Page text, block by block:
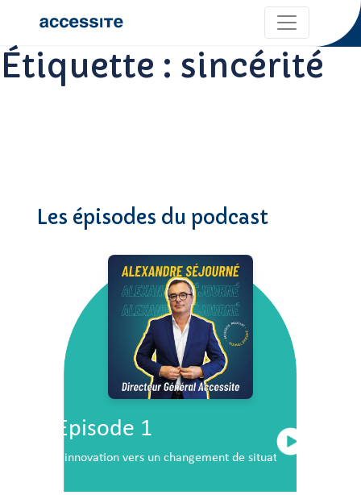
Étiquette : sincérité
Les épisodes du podcast
Episode 1
L’innovation vers un changement de situation